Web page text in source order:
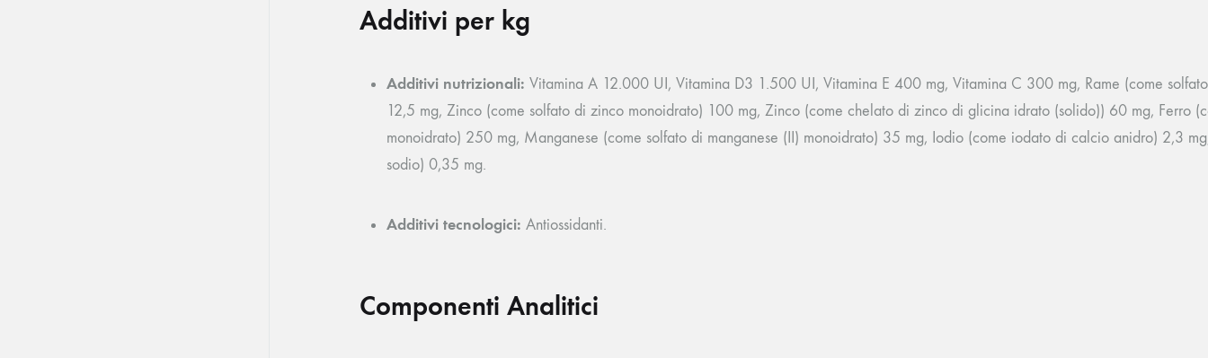
Additivi per kg
Additivi nutrizionali: Vitamina A 12.000 UI, Vitamina D3 1.500 UI, Vitamina E 400 mg, Vitamina C 300 mg, Rame (come
12,5 mg, Zinco (come solfato di zinco monoidrato) 100 mg, Zinco (come chelato di zinco di glicina idrato (solido)) 60 mg, Ferro
monoidrato) 250 mg, Manganese (come solfato di manganese (II) monoidrato) 35 mg, Iodio (come iodato di calcio anidro) 2,3
sodio) 0,35 mg.
Additivi tecnologici: Antiossidanti.
Componenti Analitici